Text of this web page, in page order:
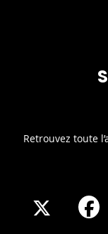
Retrouvez toute
Share